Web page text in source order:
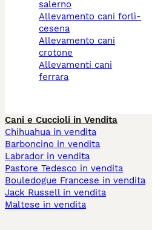
salerno
allevamento cani forlì-
cesena
allevamento cani
crotone
allevamenti cani
ferrara
Cani e Cuccioli in Vendita
Chihuahua in vendita
Barboncino in vendita
Labrador in vendita
Pastore Tedesco in vendita
Bouledogue Francese in vendita
Jack Russell in vendita
Maltese in vendita